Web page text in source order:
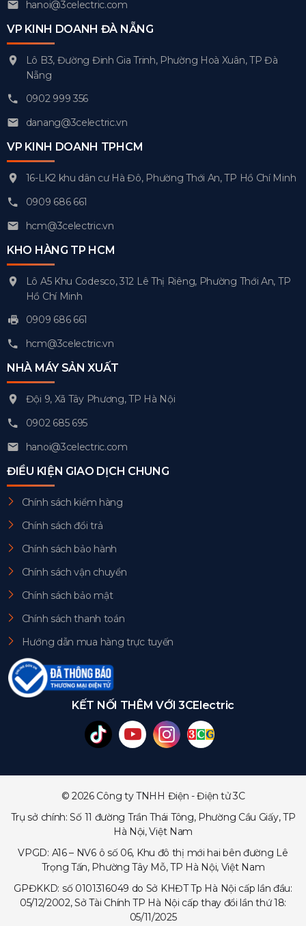
hanoi@3celectric.com
VP KINH DOANH ĐÀ NẴNG
Lô B3, Đường Đinh Gia Trinh, Phường Hoà Xuân, TP Đà
Nẵng
0902 999 356
danang@3celectric.vn
VP KINH DOANH TPHCM
16-LK2 khu dân cư Hà Đô, Phường Thới An, TP Hồ Chí Minh
0909 686 661
hcm@3celectric.vn
KHO HÀNG TP HCM
Lô A5 Khu Codesco, 312 Lê Thị Riêng, Phường Thới An, TP
Hồ Chí Minh
0909 686 661
hcm@3celectric.vn
NHÀ MÁY SẢN XUẤT
Đội 9, Xã Tây Phương, TP Hà Nội
0902 685 695
hanoi@3celectric.com
ĐIỀU KIỆN GIAO DỊCH CHUNG
Chính sách kiểm hàng
Chính sách đổi trả
Chính sách bảo hành
Chính sách vận chuyển
Chính sách bảo mật
Chính sách thanh toán
Hướng dẫn mua hàng trực tuyến
KẾT NỐI THÊM VỚI 3CElectric
© 2026 Công ty TNHH Điện - Điện tử 3C
Trụ sở chính: Số 11 đường Trần Thái Tông, Phường Cầu Giấy, TP
Hà Nội, Việt Nam
VPGD: A16 – NV6 ô số 06, Khu đô thị mới hai bên đường Lê
Trọng Tấn, Phường Tây Mỗ, TP Hà Nội, Việt Nam
GPĐKKD: số 0101316049 do Sở KHĐT Tp Hà Nội cấp lần đầu:
05/12/2002, Sở Tài Chính TP Hà Nội cấp thay đổi lần thứ 18:
05/11/2025